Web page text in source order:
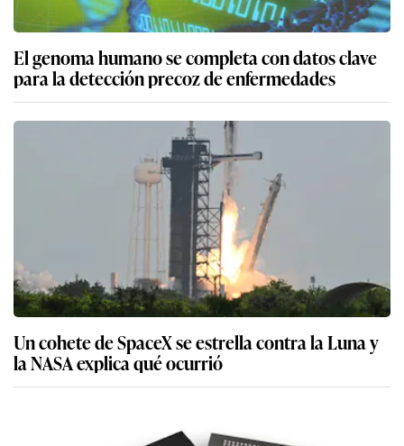
El genoma humano se completa con datos clave
para la detección precoz de enfermedades
Un cohete de SpaceX se estrella contra la Luna y
la NASA explica qué ocurrió